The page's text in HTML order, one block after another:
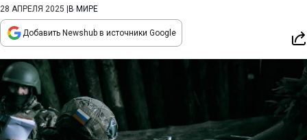
28 АПРЕЛЯ 2025 В МИРЕ
Добавить Newshub в источники Google